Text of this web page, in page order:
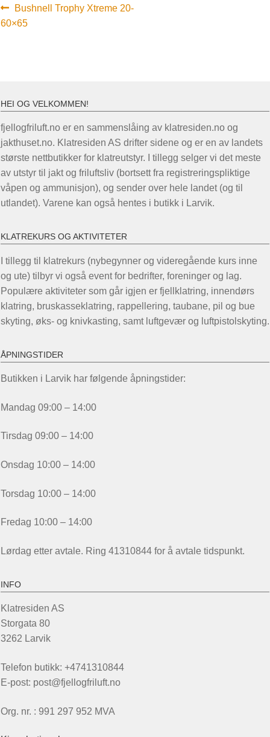
Innleggsnavigasjon
Forrige
innlegg:
Bushnell Trophy Xtreme 20-
60×65
HEI OG VELKOMMEN!
fjellogfriluft.no er en sammenslåing av klatresiden.no og
jakthuset.no. Klatresiden AS drifter sidene og er en av landets
største nettbutikker for klatreutstyr. I tillegg selger vi det meste
av utstyr til jakt og friluftsliv (bortsett fra registreringspliktige
våpen og ammunisjon), og sender over hele landet (og til
utlandet). Varene kan også hentes i butikk i Larvik.
KLATREKURS OG AKTIVITETER
I tillegg til klatrekurs (nybegynner og videregående kurs inne
og ute) tilbyr vi også event for bedrifter, foreninger og lag.
Populære aktiviteter som går igjen er fjellklatring, innendørs
klatring, bruskasseklatring, rappellering, taubane, pil og bue
skyting, øks- og knivkasting, samt luftgevær og luftpistolskyting.
ÅPNINGSTIDER
Butikken i Larvik har følgende åpningstider:
Mandag 09:00 – 14:00
Tirsdag 09:00 – 14:00
Onsdag 10:00 – 14:00
Torsdag 10:00 – 14:00
Fredag 10:00 – 14:00
Lørdag etter avtale. Ring 41310844 for å avtale tidspunkt.
INFO
Klatresiden AS
Storgata 80
3262 Larvik
Telefon butikk: +4741310844
E-post: post@fjellogfriluft.no
Org. nr. : 991 297 952 MVA